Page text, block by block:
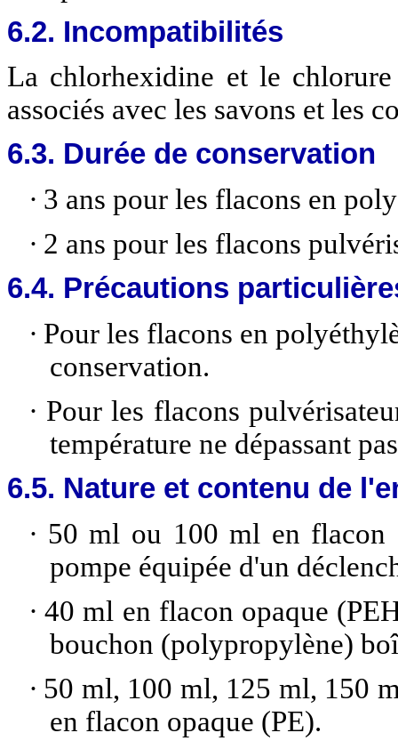
6.2. Incompatibilités
La chlorhexidine et le
associés avec les savons et les
6.3. Durée de conservation
· 3 ans pour les flacons en
· 2 ans pour les flacons
6.4. Précautions
· Pour les flacons en
conservation.
· Pour les flacons
température ne dépassant
6.5. Nature et contenu de
· 50 ml ou 100 ml en flacon
pompe équipée d'un
· 40 ml en flacon opaque
bouchon (polypropylène)
· 50 ml, 100 ml, 125 ml, 150
en flacon opaque (PE).